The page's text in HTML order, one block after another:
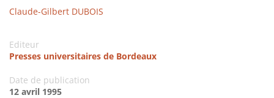
Claude-Gilbert DUBOIS
Editeur
Presses universitaires de Bordeaux
Date de publication
12 avril 1995